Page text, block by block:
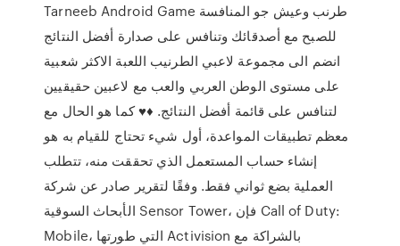
Tarneeb Android Game طرنب وعيش جو المنافسة
للصبح مع أصدقائك وتنافس على صدارة أفضل النتائج
انضم الى مجموعة لاعبي الطرنيب اللعبة الاكثر شعبية
على مستوى الوطن العربي والعب مع لاعبين حقيقيين
لتنافس على قائمة أفضل النتائج. ♦️♥️ كما هو الحال مع
معظم تطبيقات المواعدة، أول شيء تحتاج للقيام به هو
إنشاء حساب المستعمل الذي تحققت منه، تتطلب
العملية بضع ثواني فقط. وفقًا لتقرير صادر عن شركة
الأبحاث السوقية Sensor Tower، فإن Call of Duty:
Mobile، التي طورتها Activision بالشراكة مع